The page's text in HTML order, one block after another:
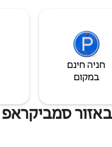
חניה חינם
במקום
סמביקראפ